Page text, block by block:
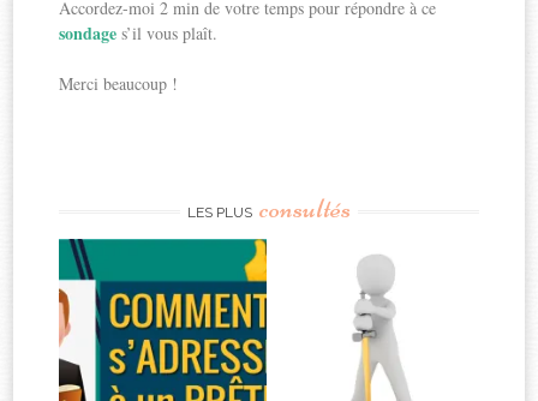
Accordez-moi 2 min de votre temps pour répondre à ce
sondages’il vous plaît.
Merci beaucoup !
LES PLUS consultés